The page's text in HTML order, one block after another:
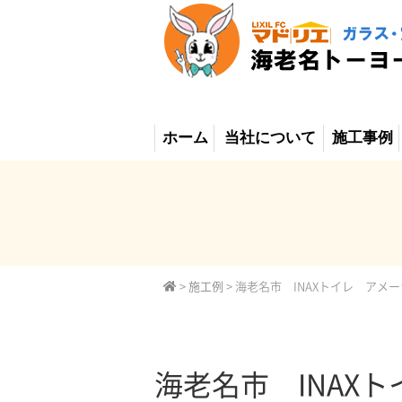
ホーム 当社について 施工事例
> 施工例 > 海老名市 INAXトイレ アメ
海老名市 INAX